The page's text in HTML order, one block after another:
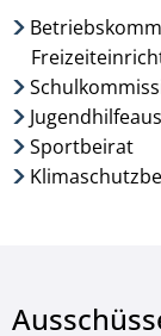
Sportbeirat